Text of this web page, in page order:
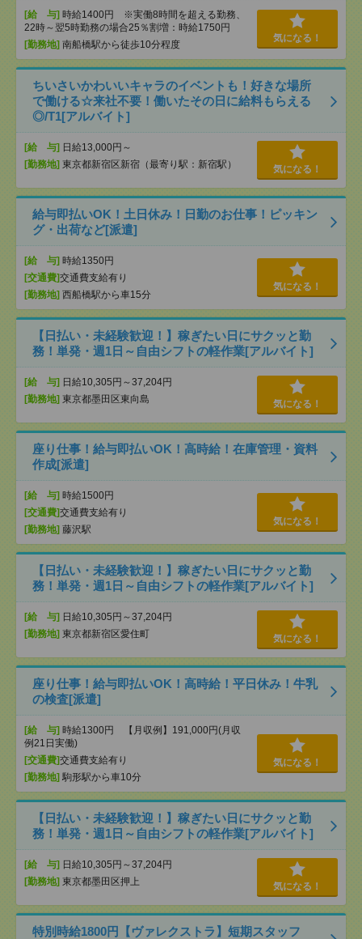
[給 与] 時給1400円 ※実働8時間を超える勤務、
22時～翌5時勤務の場合25％割増：時給1750円
[勤務地] 南船橋駅から徒歩10分程度
気になる！
ちいさいかわいいキャラのイベントも！好きな場所
で働ける☆来社不要！働いたその日に給料もらえる
◎/T1[アルバイト]
[給 与] 日給13,000円～
[勤務地] 東京都新宿区新宿（最寄り駅：新宿駅） 気になる！
給与即払いOK！土日休み！日勤のお仕事！ピッキン
グ・出荷など[派遣]
[給 与] 時給1350円
[交通費]交通費支給有り
[勤務地] 西船橋駅から車15分
気になる！
【日払い・未経験歓迎！】稼ぎたい日にサクッと勤
務！単発・週1日～自由シフトの軽作業[アルバイト]
[給 与] 日給10,305円～37,204円
[勤務地] 東京都墨田区東向島 気になる！
座り仕事！給与即払いOK！高時給！在庫管理・資料
作成[派遣]
[給 与] 時給1500円
[交通費]交通費支給有り
[勤務地] 藤沢駅
気になる！
【日払い・未経験歓迎！】稼ぎたい日にサクッと勤
務！単発・週1日～自由シフトの軽作業[アルバイト]
[給 与] 日給10,305円～37,204円
[勤務地] 東京都新宿区愛住町 気になる！
座り仕事！給与即払いOK！高時給！平日休み！牛乳
の検査[派遣]
[給 与] 時給1300円 【月収例】191,000円(月収
例21日実働)
[交通費]交通費支給有り
[勤務地] 駒形駅から車10分
気になる！
【日払い・未経験歓迎！】稼ぎたい日にサクッと勤
務！単発・週1日～自由シフトの軽作業[アルバイト]
[給 与] 日給10,305円～37,204円
[勤務地] 東京都墨田区押上 気になる！
特別時給1800円【ヴァレクストラ】短期スタッフ